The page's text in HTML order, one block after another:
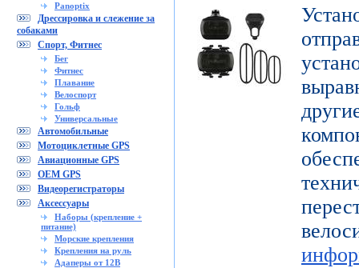
Panoptix
Дрессировка и слежение за
собаками
Спорт, Фитнес
Бег
Фитнес
Плавание
Велоспорт
Гольф
Универсальные
Автомобильные
Мотоциклетные GPS
Авиационные GPS
OEM GPS
Видеорегистраторы
Аксессуары
Наборы (крепление +
питание)
Морские крепления
Крепления на руль
Адаперы от 12В